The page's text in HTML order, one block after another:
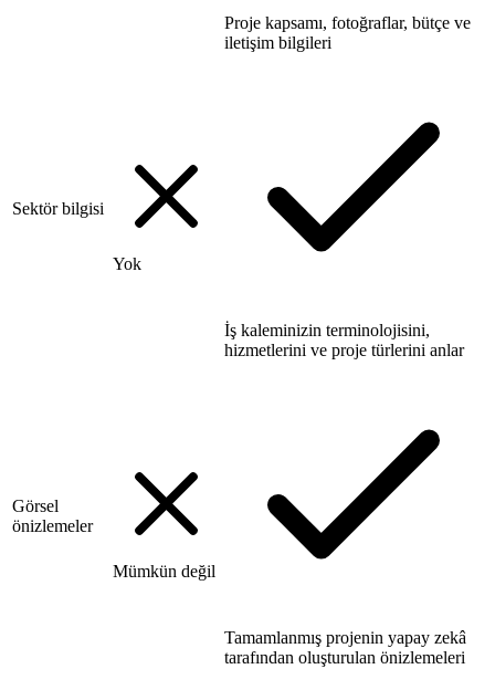
Proje kapsamı, fotoğraflar, bütçe ve
iletişim bilgileri
Sektör bilgisi
Yok
İş kaleminizin terminolojisini,
hizmetlerini ve proje türlerini anlar
Görsel
önizlemeler
Mümkün değil
Tamamlanmış projenin yapay zekâ
tarafından oluşturulan önizlemeleri